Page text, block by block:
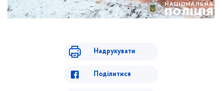
Надрукувати
Поділитися